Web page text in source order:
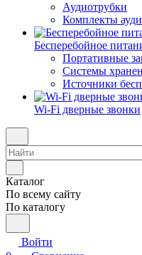
Аудиотрубки
Комплекты
Бесперебойное
Портативные
Системы
Источники
Wi-Fi дверные звонки
Каталог
По всему сайту
По каталогу
Войти